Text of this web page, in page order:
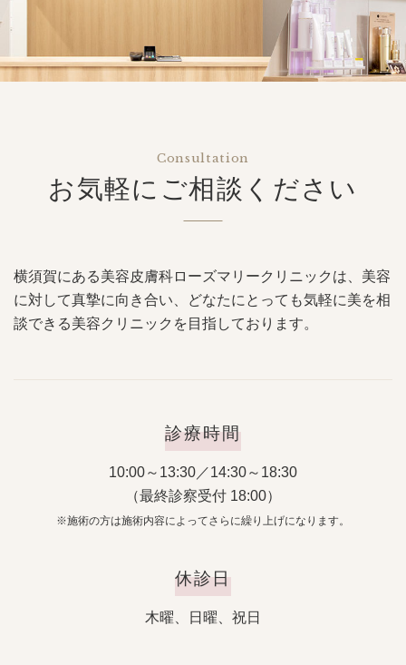
Consultation
お気軽にご相談ください
横須賀にある美容皮膚科ローズマリークリニックは、美容
に対して真摯に向き合い、どなたにとっても気軽に美を相
談できる美容クリニックを目指しております。
診療時間
10:00～13:30／14:30～18:30
（最終診察受付 18:00）
※施術の方は施術内容によってさらに繰り上げになります。
休診日
木曜、日曜、祝日